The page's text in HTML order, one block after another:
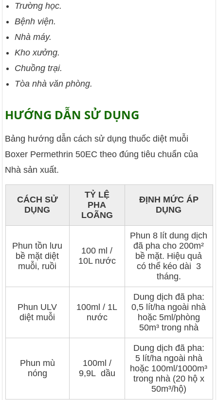
Trường học.
Bệnh viện.
Nhà máy.
Kho xưởng.
Chuồng trại.
Tòa nhà văn phòng.
HƯỚNG DẪN SỬ DỤNG
Bảng hướng dẫn cách sử dụng thuốc diệt muỗi
Boxer Permethrin 50EC theo đúng tiêu chuẩn của
Nhà sản xuất.
CÁCH SỬ
DỤNG
TỶ LỆ
PHA
LOÃNG
ĐỊNH MỨC ÁP
DỤNG
Phun tồn lưu
bề mặt diệt
muỗi, ruồi
100 ml /
10L nước
Phun 8 lít dung dịch
đã pha cho 200m²
bề mặt. Hiệu quả
có thể kéo dài 3
tháng.
Phun ULV
diệt muỗi
100ml / 1L
nước
Dung dịch đã pha:
0,5 lít/ha ngoài nhà
hoặc 5ml/phòng
50m³ trong nhà
Phun mù
nóng
100ml /
9,9L dầu
Dung dịch đã pha:
5 lít/ha ngoài nhà
hoặc 100ml/1000m³
trong nhà (20 hộ x
50m³/hộ)